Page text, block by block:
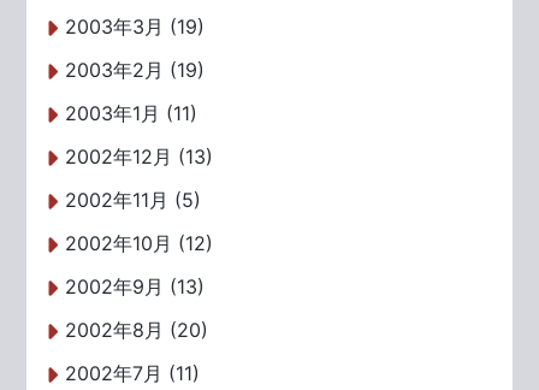
2003年3月 (19)
2003年2月 (19)
2003年1月 (11)
2002年12月 (13)
2002年11月 (5)
2002年10月 (12)
2002年9月 (13)
2002年8月 (20)
2002年7月 (11)